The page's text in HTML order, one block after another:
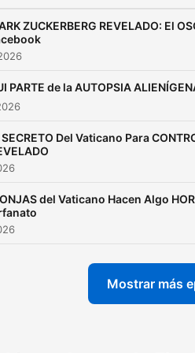
propia,
jamás
las
ZUCKERBERG REVELADO: El
PARTE de la AUTOPSIA
Del Vaticano Para
del Vaticano Hacen Algo
Mostrar más